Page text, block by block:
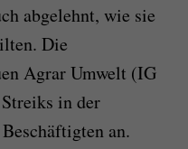
abgelehnt, wie sie
Die
Agrar Umwelt (IG
in der
an.